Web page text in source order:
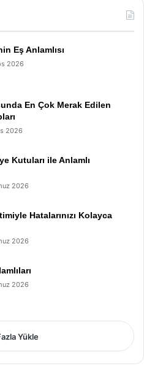
Eş Anlamlısı
2026
En Çok Merak Edilen
2026
Kutuları ile Anlamlı
2026
Hatalarınızı Kolayca
2026
2026
Yükle